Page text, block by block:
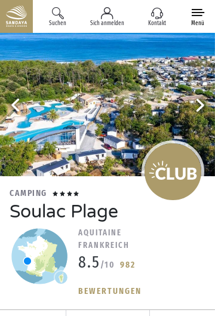
Suchen Sich anmelden Kontakt Menü
CAMPING
Soulac Plage
AQUITAINE
FRANKREICH
8.5 /10 982
BEWERTUNGEN